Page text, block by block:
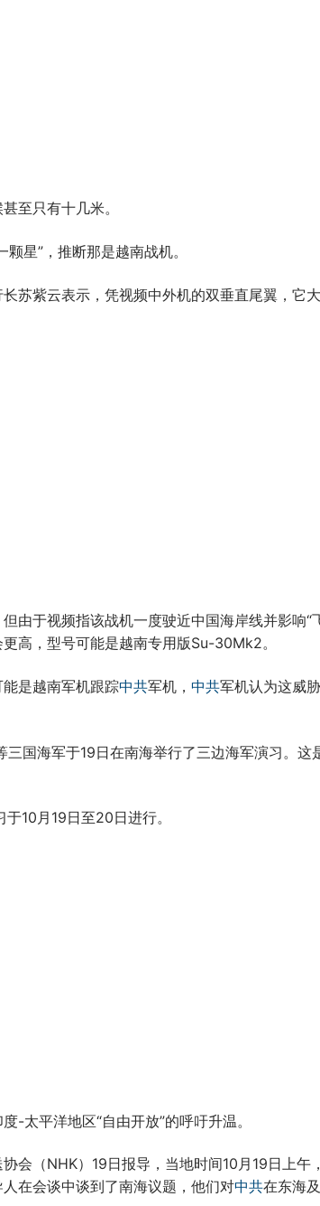
至只有十几米。
星”，推断那是越南战机。
苏紫云表示，凭视频中外机的双垂直尾翼，它
由于视频指该战机一度驶近中国海岸线并影响“
高，型号可能是越南专用版Su-30Mk2。
是越南军机跟踪中共军机， 中共军机认为这威
国海军于19日在南海举行了三边海军演习。这
10月19日至20日进行。
-太平洋地区“自由开放”的呼吁升温。
会（NHK）19日报导，当地时间10月19日上午
在会谈中谈到了南海议题，他们对中共在东海